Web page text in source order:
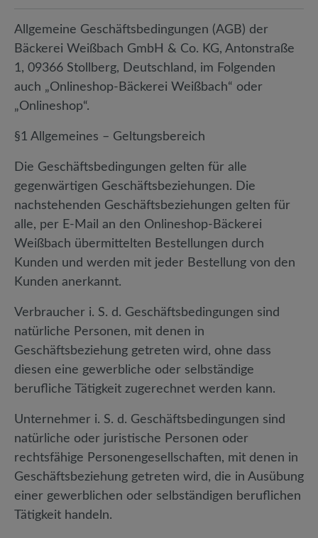
Allgemeine Geschäftsbedingungen (AGB) der
Bäckerei Weißbach GmbH & Co. KG, Antonstraße
1, 09366 Stollberg, Deutschland, im Folgenden
auch „Onlineshop-Bäckerei Weißbach“ oder
„Onlineshop“.
§1 Allgemeines – Geltungsbereich
Die Geschäftsbedingungen gelten für alle
gegenwärtigen Geschäftsbeziehungen. Die
nachstehenden Geschäftsbeziehungen gelten für
alle, per E-Mail an den Onlineshop-Bäckerei
Weißbach übermittelten Bestellungen durch
Kunden und werden mit jeder Bestellung von den
Kunden anerkannt.
Verbraucher i. S. d. Geschäftsbedingungen sind
natürliche Personen, mit denen in
Geschäftsbeziehung getreten wird, ohne dass
diesen eine gewerbliche oder selbständige
berufliche Tätigkeit zugerechnet werden kann.
Unternehmer i. S. d. Geschäftsbedingungen sind
natürliche oder juristische Personen oder
rechtsfähige Personengesellschaften, mit denen in
Geschäftsbeziehung getreten wird, die in Ausübung
einer gewerblichen oder selbständigen beruflichen
Tätigkeit handeln.